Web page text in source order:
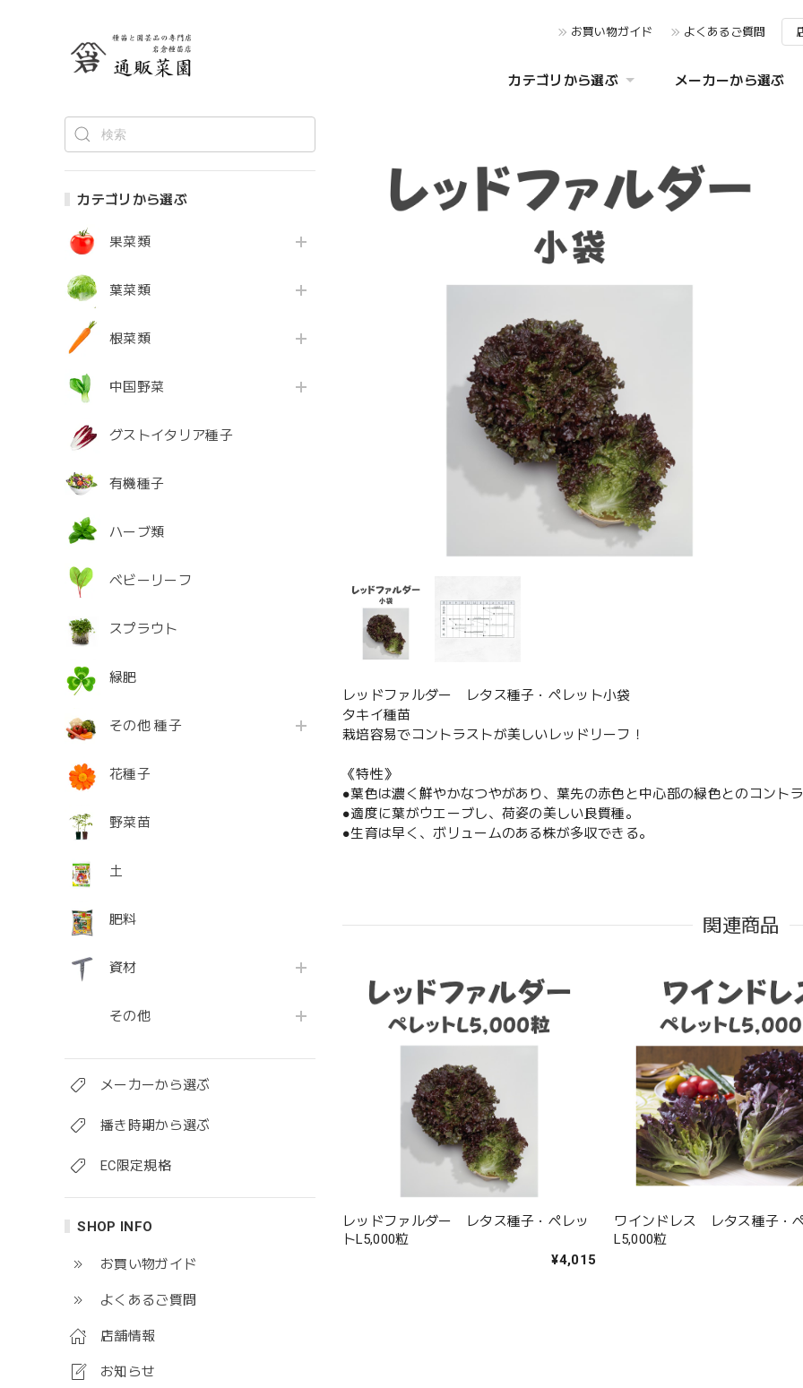
お買い物ガイド よくあるご質問
カテゴリから選ぶ メーカーから選ぶ
カテゴリから選ぶ
果菜類
葉菜類
根菜類
中国野菜
グストイタリア種子
有機種子
ハーブ類
ベビーリーフ
スプラウト
緑肥
その他 種子
花種子
野菜苗
土
肥料
資材
その他
メーカーから選ぶ
播き時期から選ぶ
EC限定規格
SHOP INFO
お買い物ガイド
よくあるご質問
店舗情報
お知らせ
レッドファルダー レタス種子・ペレット小袋
タキイ種苗
栽培容易でコントラストが美しいレッドリーフ！
《特性》
●葉色は濃く鮮やかなつやがあり、葉先の赤色と中心部の緑色とのコント
●適度に葉がウエーブし、荷姿の美しい良質種。
●生育は早く、ボリュームのある株が多収できる。
関連商品
レッドファルダー レタス種子・ペレッ
トL5,000粒
¥4,015
ワインドレス レタス種子・
L5,000粒